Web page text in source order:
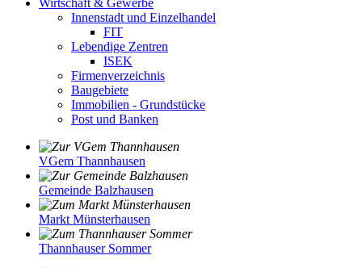
Wirtschaft & Gewerbe
Innenstadt und Einzelhandel
FIT
Lebendige Zentren
ISEK
Firmenverzeichnis
Baugebiete
Immobilien - Grundstücke
Post und Banken
VGem Thannhausen
Gemeinde Balzhausen
Markt Münsterhausen
Thannhauser Sommer